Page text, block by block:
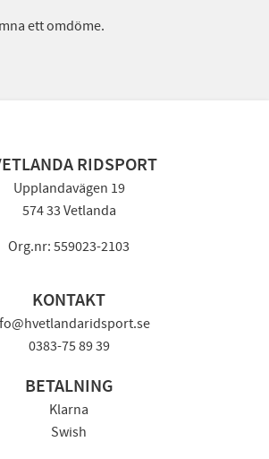
ett omdöme.
RIDSPORT
Upplandavägen 19
574 33 Vetlanda
Org.nr: 559023-2103
KONTAKT
0383-75 89 39
BETALNING
Klarna
Swish